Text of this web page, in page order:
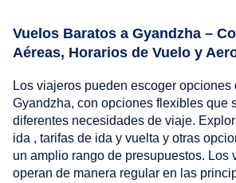
Vuelos Baratos a Gyandzha –
Aéreas, Horarios de Vuelo y
Los viajeros pueden escoger opciones
Gyandzha, con opciones flexibles que
diferentes necesidades de viaje.
ida , tarifas de ida y vuelta y otras
un amplio rango de presupuestos. Los
operan de manera regular en las